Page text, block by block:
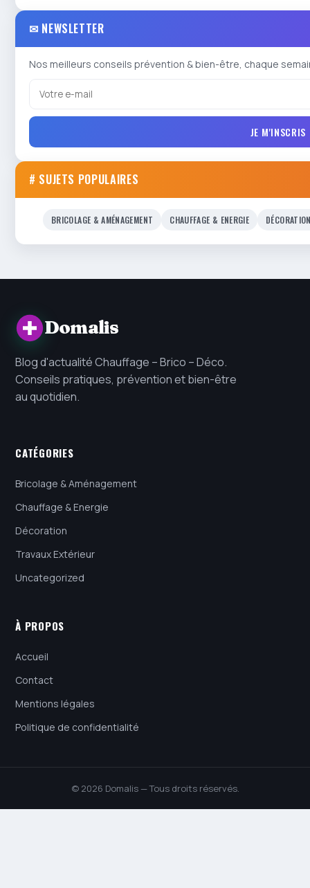
✉ NEWSLETTER
Nos meilleurs conseils prévention & bien-être, chaque
JE M'INSCRIS
# SUJETS POPULAIRES
BRICOLAGE & AMÉNAGEMENT CHAUFFAGE & ENERGIE
Domalis
Blog d'actualité Chauffage – Brico – Déco.
Conseils pratiques, prévention et bien-être
au quotidien.
CATÉGORIES
Bricolage & Aménagement
Chauffage & Energie
Décoration
Travaux Extérieur
Uncategorized
À PROPOS
Accueil
Contact
Mentions légales
Politique de confidentialité
© 2026 Domalis — Tous droits réservés.